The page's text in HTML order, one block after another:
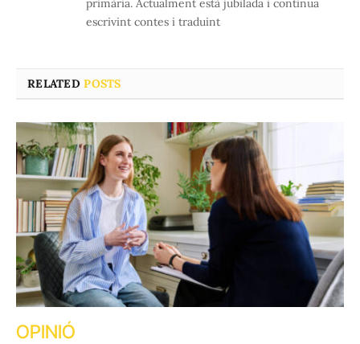
primària. Actualment està jubilada i continua
escrivint contes i traduint
RELATEDPOSTS
OPINIÓ